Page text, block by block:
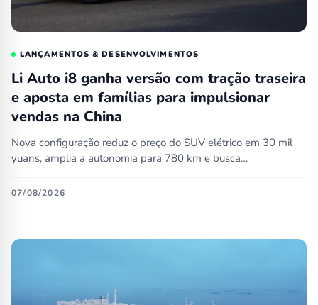
LANÇAMENTOS & DESENVOLVIMENTOS
Li Auto i8 ganha versão com tração traseira
e aposta em famílias para impulsionar
vendas na China
Nova configuração reduz o preço do SUV elétrico em 30 mil
yuans, amplia a autonomia para 780 km e busca…
07/08/2026